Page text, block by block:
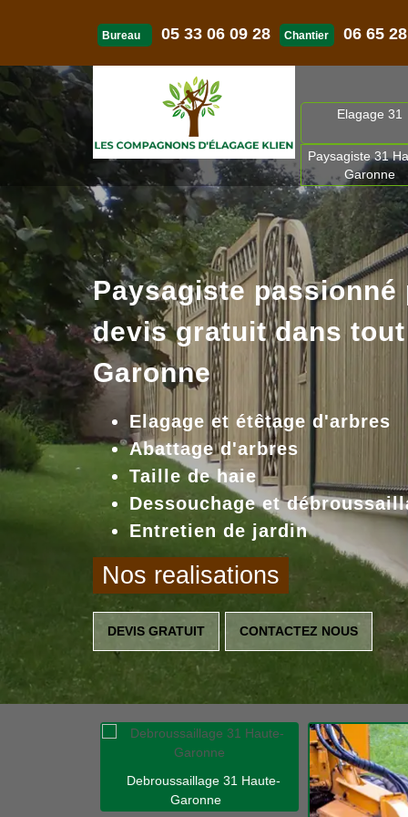
Bureau 05 33 06 09 28 Chantier 06 65
Elagage 31
Paysagiste 31
Garonne
Paysagiste passionné
devis gratuit dans tout
Garonne
Elagage et étêtage d'arbres
Abattage d'arbres
Taille de haie
Dessouchage et
Entretien de jardin
Nos realisations
DEVIS GRATUIT CONTACTEZ NOUS
Debroussaillage 31 Haute-
Garonne